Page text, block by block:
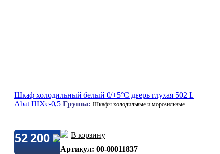
Шкаф холодильный белый 0/+5°C дверь глухая 502 L
Abat ШХс-0,5 Группа: Шкафы холодильные и морозильные
52 200
В корзину
Артикул: 00-00011837